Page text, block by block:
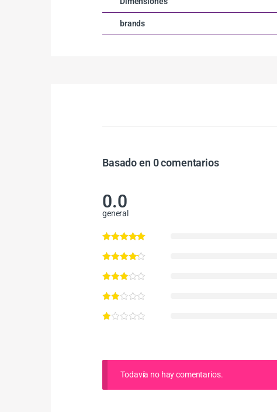
brands
Basado en 0 comentarios
0.0
general
Todavía no hay comentarios.